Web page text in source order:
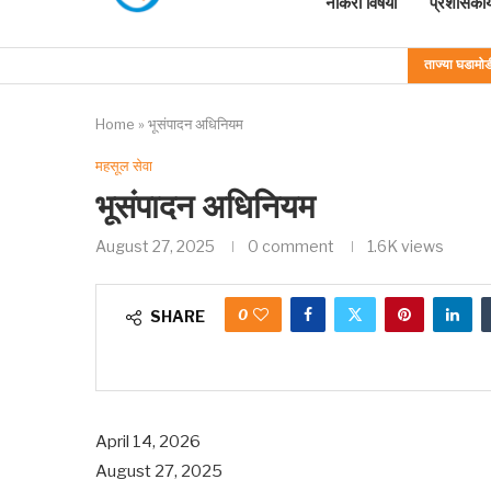
ताज्या
Home » भूसंपादन अधिनियम
महसूल सेवा
भूसंपादन अधिनियम
August 27, 2025 0 comment 1.6K views
SHARE 0
April 14, 2026
August 27, 2025